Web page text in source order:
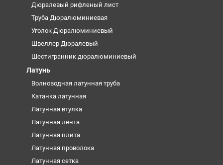
Дюралевый рифленый лист
Труба Дюралюминиевая
Уголок Дюралюминиевый
Швеллер Дюралевый
Шестигранник дюралюминиевый
Латунь
Волноводная латунная труба
Катанка латунная
Латунная втулка
Латунная лента
Латунная плита
Латунная проволока
Латунная сетка